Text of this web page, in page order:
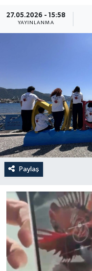
27.05.2026 - 15:58
YAYINLANMA
Paylaş
Magazin
Siyaset
Spor